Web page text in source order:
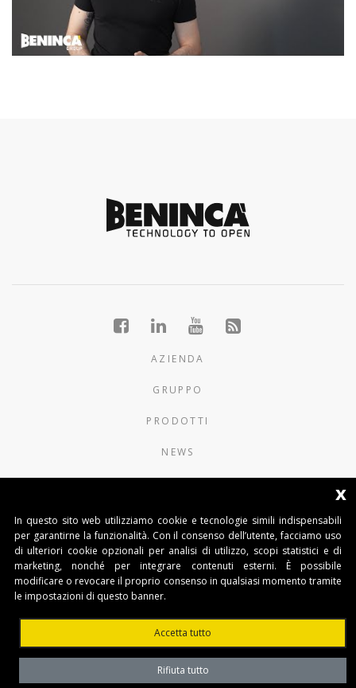
AZIENDA
GRUPPO
PRODOTTI
NEWS
AUTOMATISMI BENINCÀ SpA
Via del Capitello 45
36066 Sandrigo (Vicenza) Italy
Tel. 0444 751030
Capitale Sociale € 1.000.000
interamente versato Registro Imprese
Tribunale di Vicenza
CF e P.IVA (IT) 02054090242
x
In questo sito web utilizziamo cookie e tecnologie simili indispensabili
per garantirne la funzionalità. Con il consenso dell’utente, facciamo uso
di ulteriori cookie opzionali per analisi di utilizzo, scopi statistici e di
marketing, nonché per integrare contenuti esterni. È possibile
modificare o revocare il proprio consenso in qualsiasi momento tramite
le impostazioni di questo banner.
Accetta tutto
Rifiuta tutto